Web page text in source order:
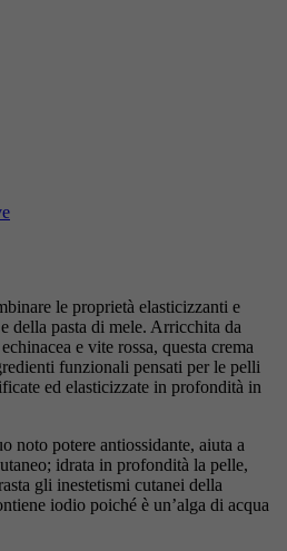
le proprietà elasticizzanti e
della pasta di mele. Arricchita da
e vite rossa, questa crema
funzionali pensati per le pelli
ed elasticizzate in profondità in
noto potere antiossidante, aiuta a
idrata in profondità la pelle,
gli inestetismi cutanei della
iodio poiché è un’alga di acqua